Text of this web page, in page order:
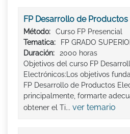
FP Desarrollo de
Método:
Curso FP Presencial
Tematica:
FP GRADO
Duración:
2000 horas
Objetivos del curso FP
Electrónicos:Los objetivos
FP Desarrollo de Productos
principalmente, formarte
obtener el Ti... ver temario